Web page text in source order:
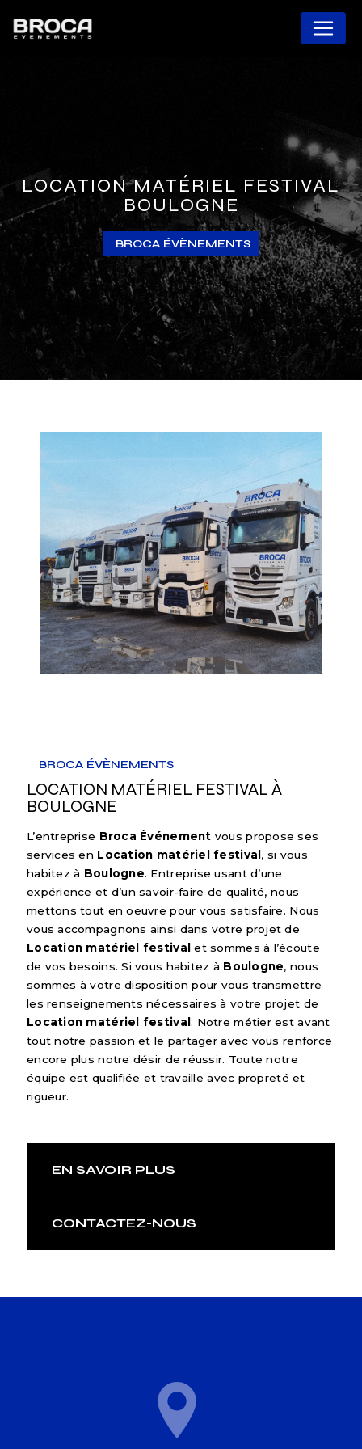
LOCATION MATÉRIEL FESTIVAL
BOULOGNE
BROCA ÉVÈNEMENTS
BROCA ÉVÈNEMENTS
LOCATION MATÉRIEL FESTIVAL À
BOULOGNE
L’entreprise Broca Événement vous propose ses
services en Location matériel festival , si vous
habitez à Boulogne. Entreprise usant d’une
expérience et d’un savoir-faire de qualité, nous
mettons tout en oeuvre pour vous satisfaire. Nous
vous accompagnons ainsi dans votre projet de
Location matériel festival et sommes à l’écoute
de vos besoins. Si vous habitez à Boulogne, nous
sommes à votre disposition pour vous transmettre
les renseignements nécessaires à votre projet de
Location matériel festival . Notre métier est avant
tout notre passion et le partager avec vous renforce
encore plus notre désir de réussir. Toute notre
équipe est qualifiée et travaille avec propreté et
rigueur.
EN SAVOIR PLUS
CONTACTEZ-NOUS